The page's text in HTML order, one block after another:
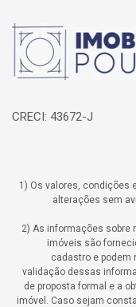
Página inicial
CRECI: 43672-J
1) Os valores, condições
alterações sem
2) As informações sobre
imóveis são
cadastro e podem
validação dessas
de proposta formal e a
imóvel. Caso sejam